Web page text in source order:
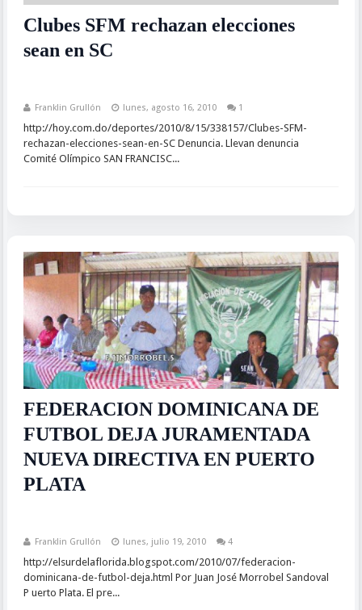
Clubes SFM rechazan elecciones
sean en SC
Franklin Grullón lunes, agosto 16, 2010 1
http://hoy.com.do/deportes/2010/8/15/338157/Clubes-SFM-
rechazan-elecciones-sean-en-SC Denuncia. Llevan denuncia
Comité Olímpico SAN FRANCISC...
FEDERACION DOMINICANA DE
FUTBOL DEJA JURAMENTADA
NUEVA DIRECTIVA EN PUERTO
PLATA
Franklin Grullón lunes, julio 19, 2010 4
http://elsurdelaflorida.blogspot.com/2010/07/federacion-
dominicana-de-futbol-deja.html Por Juan José Morrobel Sandoval
P uerto Plata. El pre...